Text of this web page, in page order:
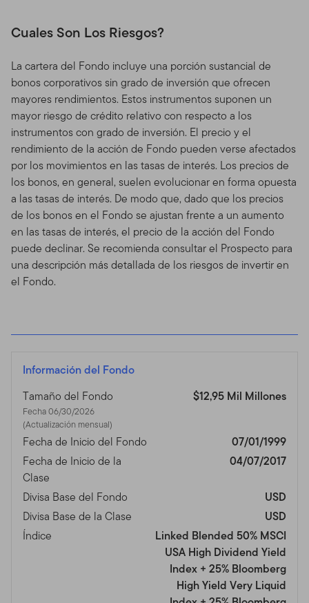
Cuales Son Los Riesgos?
La cartera del Fondo incluye una porción sustancial de
bonos corporativos sin grado de inversión que ofrecen
mayores rendimientos. Estos instrumentos suponen un
mayor riesgo de crédito relativo con respecto a los
instrumentos con grado de inversión. El precio y el
rendimiento de la acción de Fondo pueden verse afectados
por los movimientos en las tasas de interés. Los precios de
los bonos, en general, suelen evolucionar en forma opuesta
a las tasas de interés. De modo que, dado que los precios
de los bonos en el Fondo se ajustan frente a un aumento
en las tasas de interés, el precio de la acción del Fondo
puede declinar. Se recomienda consultar el Prospecto para
una descripción más detallada de los riesgos de invertir en
el Fondo.
Información del Fondo
Tamaño del Fondo
Fecha 06/30/2026
(Actualización mensual)
$12,95 Mil Millones
Fecha de Inicio del Fondo
07/01/1999
Fecha de Inicio de la
Clase
04/07/2017
Divisa Base del Fondo
USD
Divisa Base de la Clase
USD
Índice
Linked Blended 50% MSCI
USA High Dividend Yield
Index + 25% Bloomberg
High Yield Very Liquid